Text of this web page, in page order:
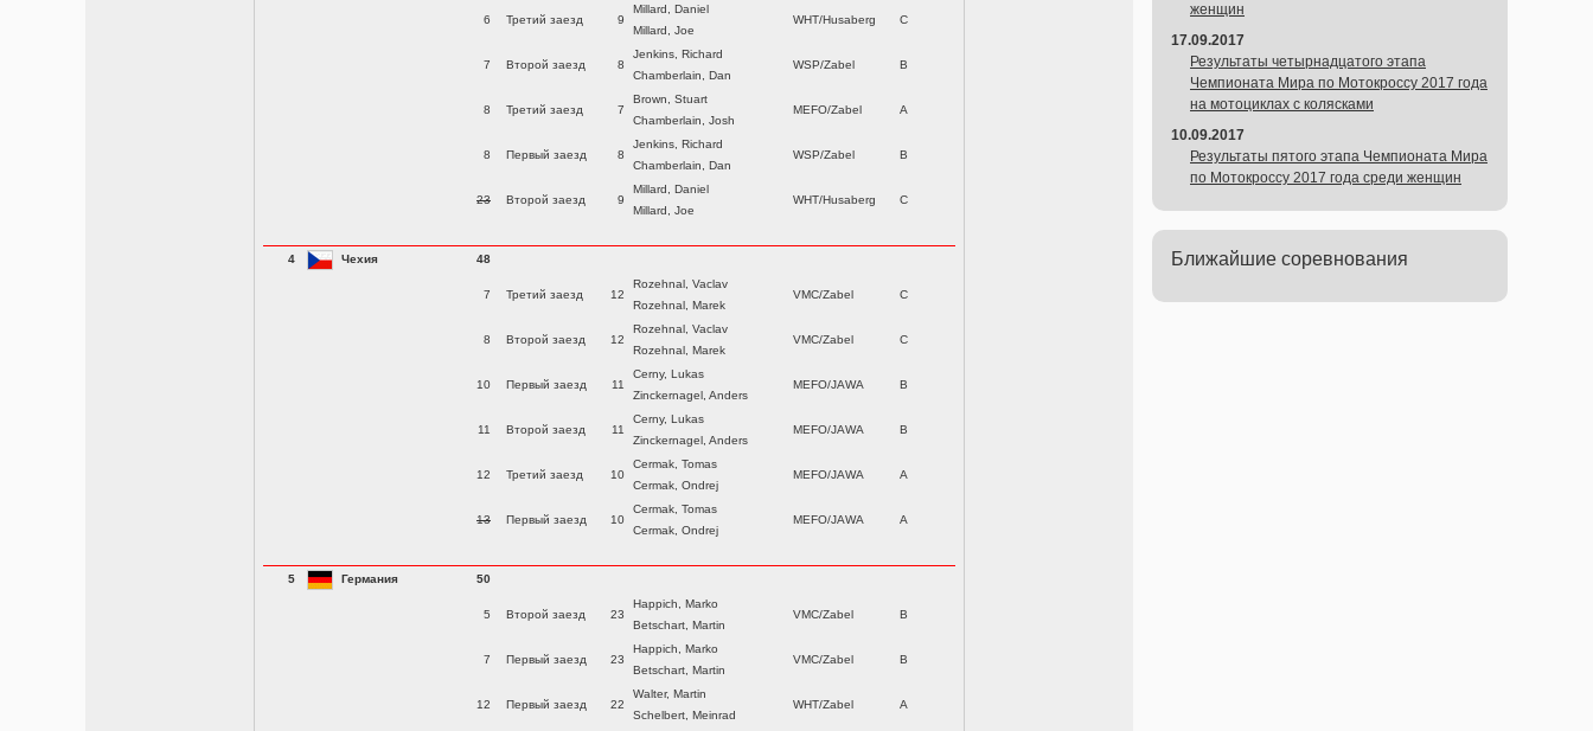
6 Третий заезд 9
Millard, Daniel
Millard, Joe
WHT/Husaberg C
7 Второй заезд 8
Jenkins, Richard
Chamberlain, Dan
WSP/Zabel B
8 Третий заезд 7
Brown, Stuart
Chamberlain, Josh
MEFO/Zabel A
8 Первый заезд 8
Jenkins, Richard
Chamberlain, Dan
WSP/Zabel B
23 Второй заезд 9
Millard, Daniel
Millard, Joe
WHT/Husaberg C
4 Чехия 48
7 Третий заезд 12
Rozehnal, Vaclav
Rozehnal, Marek
VMC/Zabel C
8 Второй заезд 12
Rozehnal, Vaclav
Rozehnal, Marek
VMC/Zabel C
10 Первый заезд 11
Cerny, Lukas
Zinckernagel, Anders
MEFO/JAWA B
11 Второй заезд 11
Cerny, Lukas
Zinckernagel, Anders
MEFO/JAWA B
12 Третий заезд 10
Cermak, Tomas
Cermak, Ondrej
MEFO/JAWA A
13 Первый заезд 10
Cermak, Tomas
Cermak, Ondrej
MEFO/JAWA A
5 Германия 50
5 Второй заезд 23
Happich, Marko
Betschart, Martin
VMC/Zabel B
7 Первый заезд 23
Happich, Marko
Betschart, Martin
VMC/Zabel B
12 Первый заезд 22
Walter, Martin
Schelbert, Meinrad
WHT/Zabel A
женщин
17.09.2017
Результаты четырнадцатого этапа
Чемпионата Мира по Мотокроссу 2017 года
на мотоциклах с колясками
10.09.2017
Результаты пятого этапа Чемпионата Мира
по Мотокроссу 2017 года среди женщин
Ближайшие соревнования